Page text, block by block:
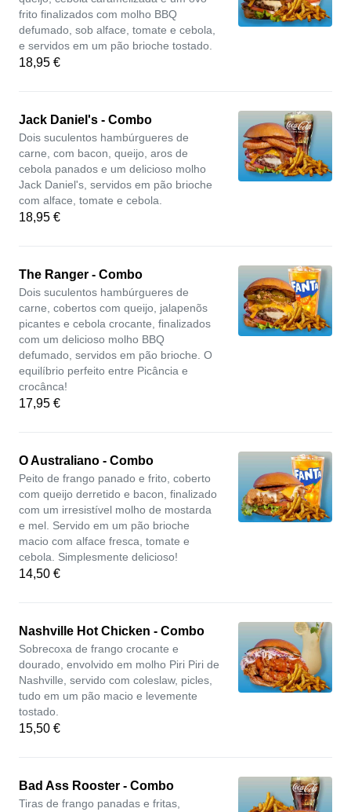
frito finalizados com molho BBQ
defumado, sob alface, tomate e cebola,
e servidos em um pão brioche tostado.
18,95 €
Jack Daniel's - Combo
Dois suculentos hambúrgueres de
carne, com bacon, queijo, aros de
cebola panados e um delicioso molho
Jack Daniel's, servidos em pão brioche
com alface, tomate e cebola.
18,95 €
The Ranger - Combo
Dois suculentos hambúrgueres de
carne, cobertos com queijo, jalapenõs
picantes e cebola crocante, finalizados
com um delicioso molho BBQ
defumado, servidos em pão brioche. O
equilíbrio perfeito entre Picância e
crocânca!
17,95 €
O Australiano - Combo
Peito de frango panado e frito, coberto
com queijo derretido e bacon, finalizado
com um irresistível molho de mostarda
e mel. Servido em um pão brioche
macio com alface fresca, tomate e
cebola. Simplesmente delicioso!
14,50 €
Nashville Hot Chicken - Combo
Sobrecoxa de frango crocante e
dourado, envolvido em molho Piri Piri de
Nashville, servido com coleslaw, picles,
tudo em um pão macio e levemente
tostado.
15,50 €
Bad Ass Rooster - Combo
Tiras de frango panadas e fritas,